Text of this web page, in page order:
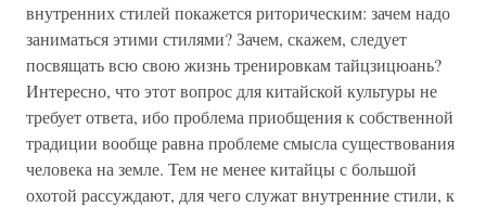
внутренних стилей покажется риторическим: зачем надо
заниматься этими стилями? Зачем, скажем, следует
посвящать всю свою жизнь тренировкам тайцзицюань?
Интересно, что этот вопрос для китайской культуры не
требует ответа, ибо проблема приобщения к собственной
традиции вообще равна проблеме смысла существования
человека на земле. Тем не менее китайцы с большой
охотой рассуждают, для чего служат внутренние стили, к